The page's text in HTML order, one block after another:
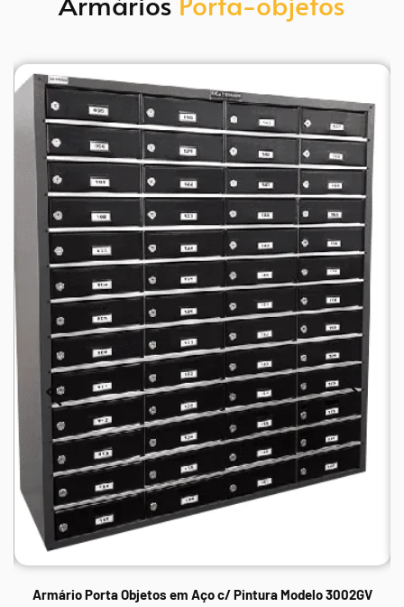
Armário Porta Objetos em Aço c/ Pintura Modelo 3002GV